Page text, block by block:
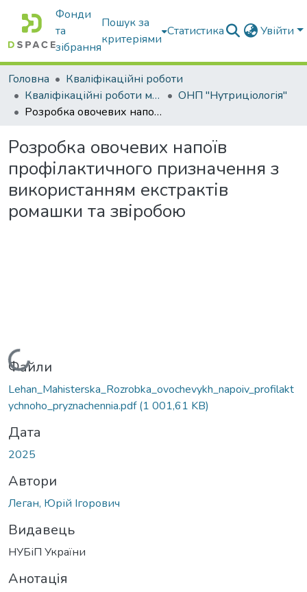
Фонди
та
зібрання
Пошук за
критеріями
Статистика Увійти
Головна
Кваліфікаційні роботи
Кваліфікаційні роботи магістрів
ОНП "Нутриціологія"
Розробка овочевих напоїв профілактичного призначення з використанням екстрактів ромашки та звіробою
Розробка овочевих напоїв
профілактичного призначення з
використанням екстрактів
ромашки та звіробою
Вантажиться...
Файли
Lehan_Mahisterska_Rozrobka_ovochevykh_napoiv_profilakt
ychnoho_pryznachennia.pdf(1 001,61 KB)
Дата
2025
Автори
Леган, Юрій Ігорович
Видавець
НУБіП України
Анотація